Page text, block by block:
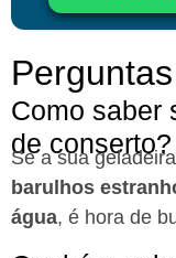
Como saber
de conserto?
Se a sua geladeira
barulhos
água, é hora de